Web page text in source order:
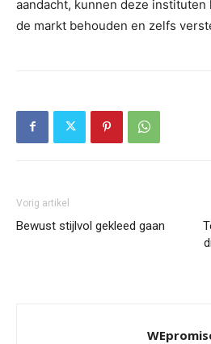
aandacht, kunnen deze
de markt behouden en zelfs
Vorig artikel
Bewust stijlvol gekleed gaan